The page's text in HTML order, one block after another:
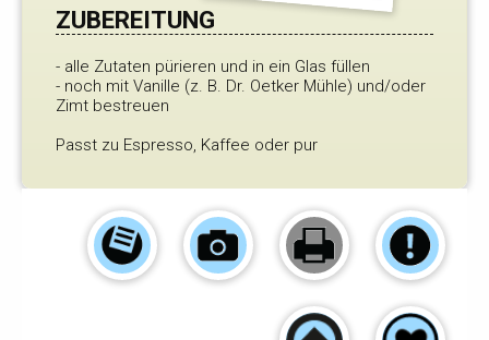
ZUBEREITUNG
- alle Zutaten pürieren und in ein Glas füllen
- noch mit Vanille (z. B. Dr. Oetker Mühle) und/oder
Zimt bestreuen
Passt zu Espresso, Kaffee oder pur